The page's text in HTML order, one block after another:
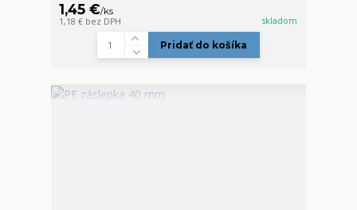
1,45 €/ks
1,18 € bez DPH skladom
Pridať do košíka